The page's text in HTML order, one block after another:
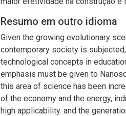
Resumo em outro idioma
Given the growing evolutionary
contemporary society is
technological concepts in
emphasis must be given to
this area of science has been
of the economy and the energy,
high applicability. and the